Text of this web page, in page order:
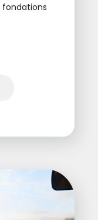
fondations